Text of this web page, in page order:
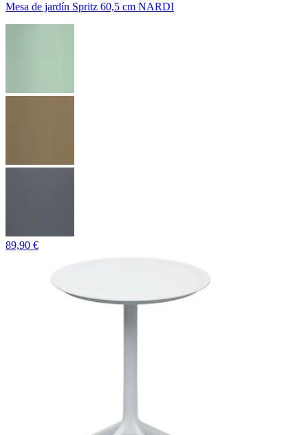
Mesa de jardín Spritz 60,5 cm NARDI
89,90 €